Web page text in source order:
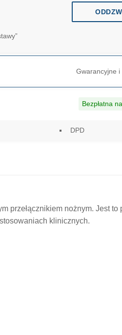
Gwarancyjne
Bezpłatna
DPD
przełącznikiem nożnym. Jest to
klinicznych.